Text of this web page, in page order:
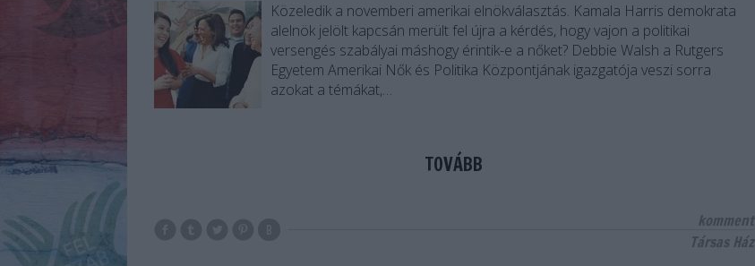
Közeledik a novemberi amerikai elnökválasztás. Kamala Harris demokrata
alelnök jelölt kapcsán merült fel újra a kérdés, hogy vajon a politikai
versengés szabályai máshogy érintik-e a nőket? Debbie Walsh a Rutgers
Egyetem Amerikai Nők és Politika Központjának igazgatója veszi sorra
azokat a témákat,…
TOVÁBB
komment
Társas Ház